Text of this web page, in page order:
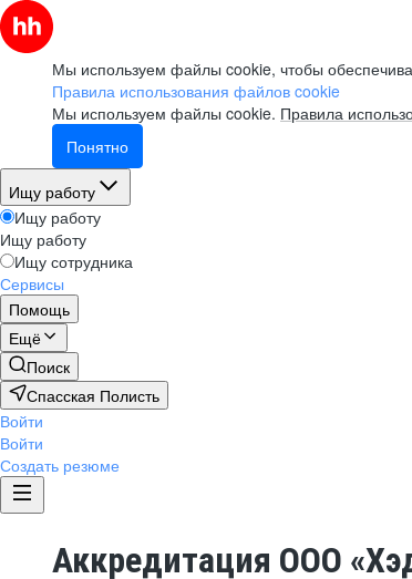
Мы используем файлы cookie, чтобы
Правила использования файлов cookie
Мы используем файлы cookie. Правила
Понятно
Ищу работу
Ищу работу
Ищу работу
Ищу сотрудника
Сервисы
Помощь
Ещё
Поиск
Спасская Полисть
Войти
Войти
Создать резюме
Аккредитация ООО